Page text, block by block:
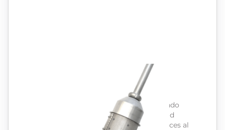
Facilite su proceso de vinificación ahorrando
tiempo y dinero con un sensor de densidad
conectado que mide la densidad varias veces al